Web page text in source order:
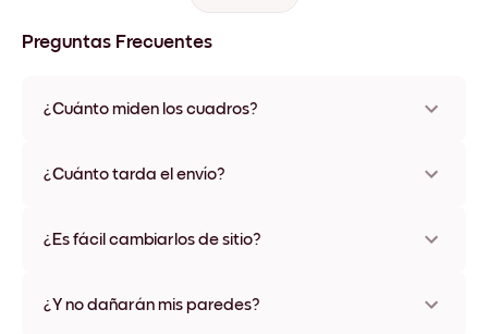
Preguntas Frecuentes
¿Cuánto miden los cuadros?
varios materiales y colores de marco, incluidas opciones sin
¿Cuánto tarda el envío?
disponibles en algunos países. Te enviaremos un número de
¿Es fácil cambiarlos de sitio?
ningún daño
¿Y no dañarán mis paredes?